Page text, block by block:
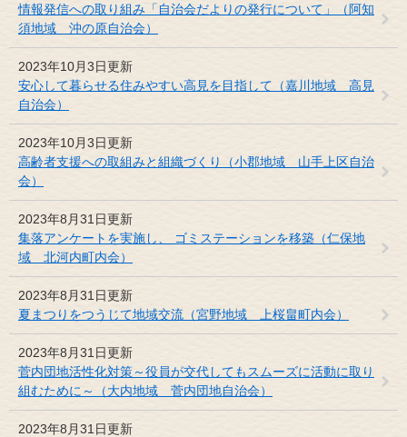
情報発信への取り組み「自治会だよりの発行について」（阿知
須地域 沖の原自治会）
2023年10月3日更新
安心して暮らせる住みやすい高見を目指して（嘉川地域 高見
自治会）
2023年10月3日更新
高齢者支援への取組みと組織づくり（小郡地域 山手上区自治
会）
2023年8月31日更新
集落アンケートを実施し、 ゴミステーションを移築（仁保地
域 北河内町内会）
2023年8月31日更新
夏まつりをつうじて地域交流（宮野地域 上桜畠町内会）
2023年8月31日更新
菅内団地活性化対策～役員が交代してもスムーズに活動に取り
組むために～（大内地域 菅内団地自治会）
2023年8月31日更新